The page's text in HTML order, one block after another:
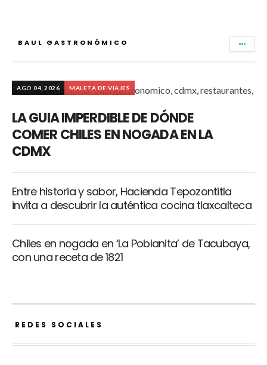
BAUL GASTRONÓMICO
AGO 04, 2026 MALETA DE VIAJES
LA GUIA IMPERDIBLE DE DÓNDE
COMER CHILES EN NOGADA EN LA
CDMX
Entre historia y sabor, Hacienda Tepozontitla
invita a descubrir la auténtica cocina tlaxcalteca
Chiles en nogada en ‘La Poblanita’ de Tacubaya,
con una receta de 1821
REDES SOCIALES